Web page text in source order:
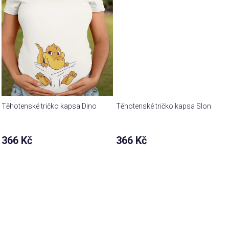
Těhotenské tričko kapsa Dino
366 Kč
Těhotenské tričko kapsa Slon
366 Kč